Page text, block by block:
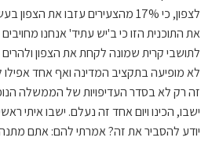
לצפון, כי 17% מהצעירים עזבו את
את התוכנית הזו כי ב'יש עתיד' אנחנו
לתושבי קרית שמונה לקחת את הצפון ולהרים
לא מופיעה בתקציב המדינה ואף אחד
זה רק לא בסדר העדיפויות של הממשלה
ישבו, הכינו ויום אחד זה נעלם. ישבו איתי
יודע להסביר את זה? אמרתי להם: אתם